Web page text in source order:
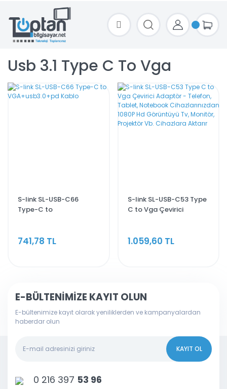
TOPTAN FİYAT ALMAK İÇİN satis@toptanbilgisayar.net MAİL ATINIZ.
SİPARİŞLERİNİZİ AYNI GÜN KARGO İLE GÖNDERİYORUZ!
Usb 3.1 Type C To Vga
S-link SL-USB-C66
Type-C to
741,78 TL
S-link SL-USB-C53 Type
C to Vga Çevirici
Cihazlarınızdan 1080P
1.059,60 TL
E-BÜLTENİMİZE KAYIT OLUN
E-bültenimize kayıt olarak yeniliklerden ve kampanyalardan
haberdar olun
KAYIT OL
0 216 397 53 96